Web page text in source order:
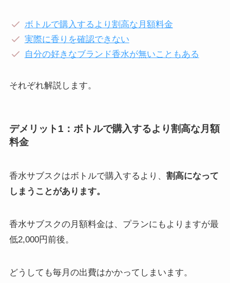
ボトルで購入するより割高な月額料金
実際に香りを確認できない
自分の好きなブランド香水が無いこともある
それぞれ解説します。
デメリット1：ボトルで購入するより割高な月額
料金
香水サブスクはボトルで購入するより、 割高になって
しまうことがあります。
香水サブスクの月額料金は、プランにもよりますが最
低2,000円前後。
どうしても毎月の出費はかかってしまいます。